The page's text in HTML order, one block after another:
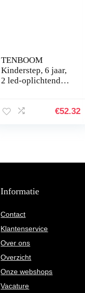
TENBOOM
Kinderstep, 6 jaar,
2 led-oplichtende
meisjes, jongens,
€52.32
Informatie
Contact
Klantenservice
Over ons
Overzicht
Onze webshops
Vacature